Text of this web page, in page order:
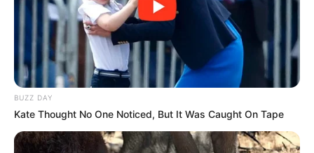
BUZZ DAY
Kate Thought No One Noticed, But It Was Caught On Tape